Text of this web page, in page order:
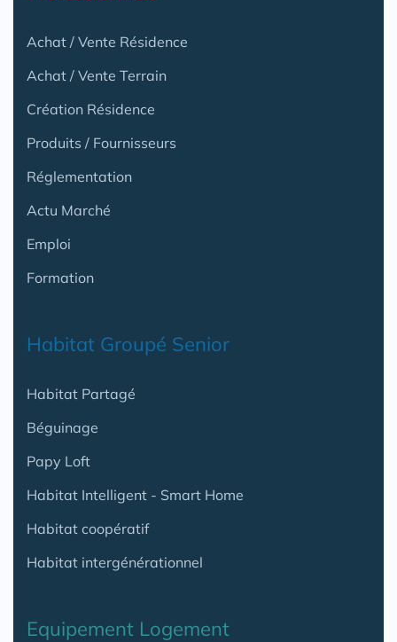
Achat / Vente Résidence
Achat / Vente Terrain
Création Résidence
Produits / Fournisseurs
Réglementation
Actu Marché
Emploi
Formation
Habitat Groupé Senior
Habitat Partagé
Béguinage
Papy Loft
Habitat Intelligent - Smart Home
Habitat coopératif
Habitat intergénérationnel
Equipement Logement